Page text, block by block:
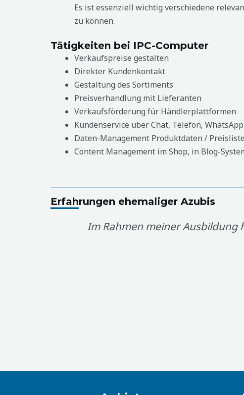
Es ist essenziell wichtig verschiedene
zu können.
Tätigkeiten bei IPC-Computer
Verkaufspreise gestalten
Direkter Kundenkontakt
Gestaltung des Sortiments
Preisverhandlung mit Lieferanten
Verkaufsförderung für Händlerplattformen
Kundenservice über Chat, Telefon,
Daten-Management Produktdaten /
Content Management im Shop, in Blog-
Erfahrungen ehemaliger Azubis
Im Rahmen meiner Ausbildung